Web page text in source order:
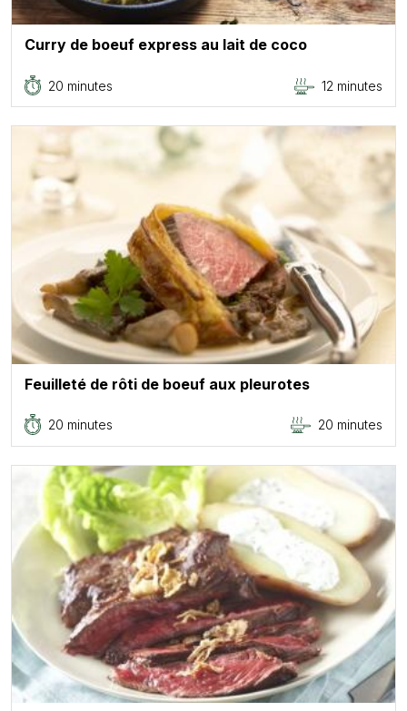
Curry de boeuf express au lait de coco
20 minutes 12 minutes
Feuilleté de rôti de boeuf aux pleurotes
20 minutes 20 minutes